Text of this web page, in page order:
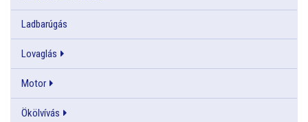
Ladbarúgás
Lovaglás
Motor
Ökölvívás